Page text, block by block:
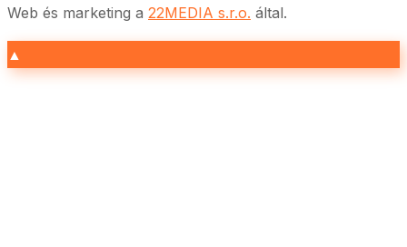
Web és marketing a 22MEDIA s.r.o. által.
▲